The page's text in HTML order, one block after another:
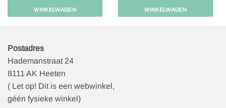
WINKELWAGEN WINKELWAGEN
Postadres
Hademanstraat 24
8111 AK Heeten
( Let op! Dit is een webwinkel,
géén fysieke winkel)